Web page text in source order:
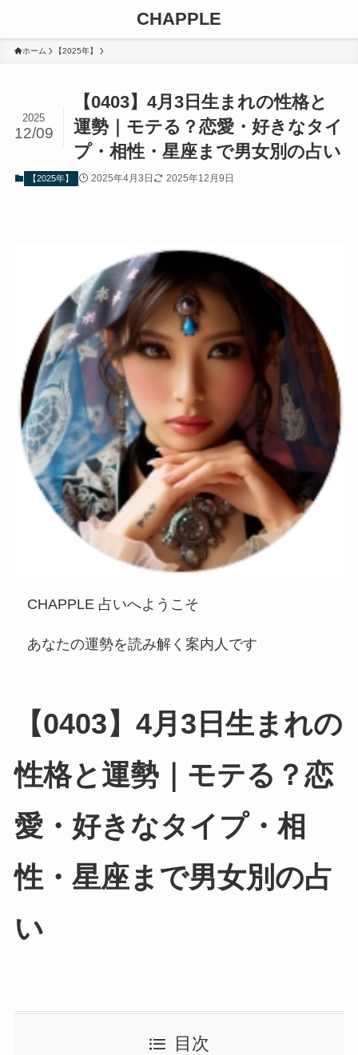
CHAPPLE
ホーム 【2025年】
【0403】4月3日生まれの性格と
運勢｜モテる？恋愛・好きなタイ
プ・相性・星座まで男女別の占い
2025
12/09
【2025年】 2025年4月3日 2025年12月9日
CHAPPLE 占いへようこそ
あなたの運勢を読み解く案内人です
【0403】4月3日生まれの
性格と運勢｜モテる？恋
愛・好きなタイプ・相
性・星座まで男女別の占
い
目次